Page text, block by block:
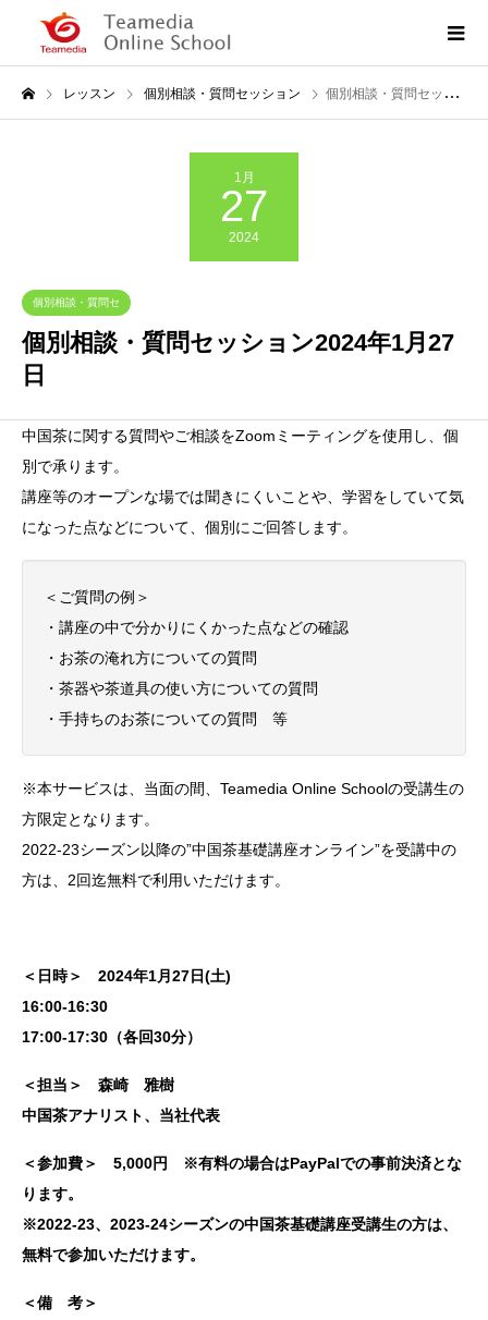
レッスン 個別相談・質問セッション 個別相談・質問セッション2024年1月27日
1月
27
2024
個別相談・質問セ
ッション
個別相談・質問セッション2024年1月27
日
中国茶に関する質問やご相談をZoomミーティングを使用し、個
別で承ります。
講座等のオープンな場では聞きにくいことや、学習をしていて気
になった点などについて、個別にご回答します。
＜ご質問の例＞
・講座の中で分かりにくかった点などの確認
・お茶の淹れ方についての質問
・茶器や茶道具の使い方についての質問
・手持ちのお茶についての質問 等
※本サービスは、当面の間、Teamedia Online Schoolの受講生の
方限定となります。
2022-23シーズン以降の”中国茶基礎講座オンライン”を受講中の
方は、2回迄無料で利用いただけます。
＜日時＞ 2024年1月27日(土)
16:00-16:30
17:00-17:30（各回30分）
＜担当＞ 森崎 雅樹
中国茶アナリスト、当社代表
＜参加費＞ 5,000円 ※有料の場合はPayPalでの事前決済とな
ります。
※2022-23、2023-24シーズンの中国茶基礎講座受講生の方は、
無料で参加いただけます。
＜備 考＞